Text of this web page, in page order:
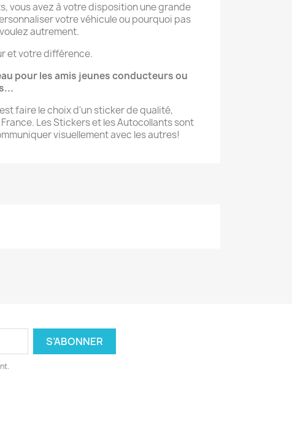
vous avez à votre disposition une grande
votre véhicule ou pourquoi pas
autrement.
et votre différence.
pour les amis jeunes conducteurs ou
faire le choix d'un sticker de qualité,
Les Stickers et les Autocollants sont
visuellement avec les autres!